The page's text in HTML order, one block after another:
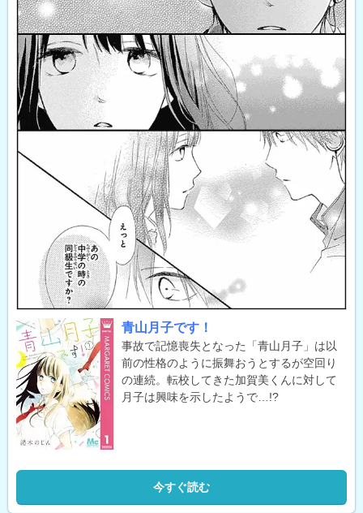
青山月子です！
事故で記憶喪失となった「青山月子」は以
前の性格のように振舞おうとするが空回り
の連続。転校してきた加賀美くんに対して
月子は興味を示したようで…!?
今すぐ読む